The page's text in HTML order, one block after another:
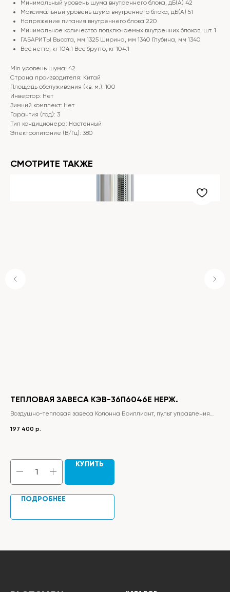
Минимальный уровень шума внутреннего блока, дБ(А) 42
Максимальный уровень шума внутреннего блока, дБ(А) 51
Напряжение питания внутреннего блока 220
Минимальное количество подключаемых внутренних блоков, шт. 1
ГАБАРИТЫ Высота, мм 1325 Ширина, мм 1340 Глубина, мм 1340
Вес нетто, кг 104.1 Вес брутто, кг 104.1
Min уровень шума: 42
Страна производителя: Китай
Площадь обслуживания (кв. м.): 100
Инвертор: Нет
Зимний комплект: Нет
Гарантия (год): 3
Тип кондиционера: Настенный
Электропитание (В/Гц): 380
СМОТРИТЕ ТАКЖЕ
ТЕПЛОВАЯ ЗАВЕСА КЭВ-36П6046E НЕРЖ.
Воздушно-тепловая завеса Колонна Бриллиант, пульт управления
197 400 р.
КУПИТЬ
ПОДРОБНЕЕ